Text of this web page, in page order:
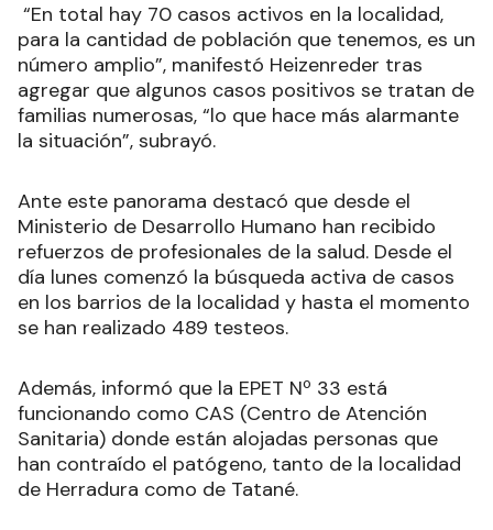
“En total hay 70 casos activos en la localidad,
para la cantidad de población que tenemos, es un
número amplio”, manifestó Heizenreder tras
agregar que algunos casos positivos se tratan de
familias numerosas, “lo que hace más alarmante
la situación”, subrayó.
Ante este panorama destacó que desde el
Ministerio de Desarrollo Humano han recibido
refuerzos de profesionales de la salud. Desde el
día lunes comenzó la búsqueda activa de casos
en los barrios de la localidad y hasta el momento
se han realizado 489 testeos.
Además, informó que la EPET Nº 33 está
funcionando como CAS (Centro de Atención
Sanitaria) donde están alojadas personas que
han contraído el patógeno, tanto de la localidad
de Herradura como de Tatané.